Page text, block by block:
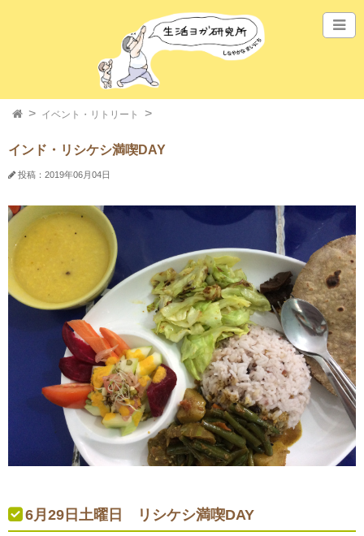
イベント・リトリート
インド・リシケシ満喫DAY
投稿：2019年06月04日
6月29日土曜日 リシケシ満喫DAY